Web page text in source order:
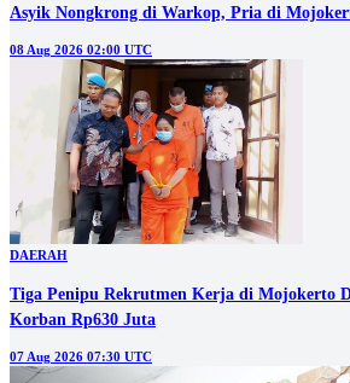
Asyik Nongkrong di Warkop, Pria di
08 Aug 2026 02:00 UTC
DAERAH
Tiga Penipu Rekrutmen Kerja di Mojokerto
Korban Rp630 Juta
07 Aug 2026 07:30 UTC